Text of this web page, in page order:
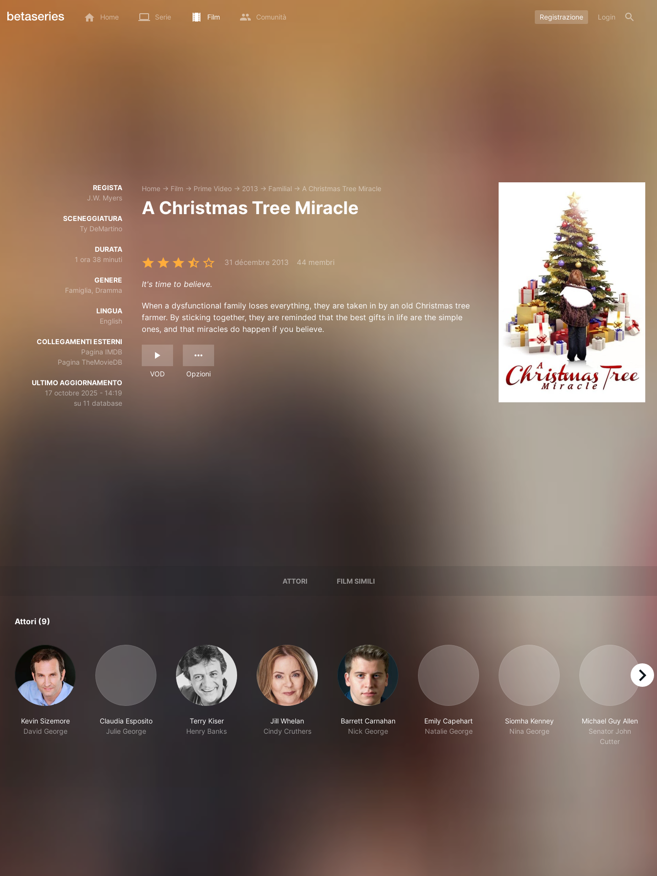
Home Serie Film Comunità Registrazione Login
REGISTA
J.W. Myers
SCENEGGIATURA
Ty DeMartino
DURATA
1 ora 38 minuti
GENERE
Famiglia, Dramma
LINGUA
English
COLLEGAMENTI ESTERNI
Pagina IMDB
Pagina TheMovieDB
ULTIMO AGGIORNAMENTO
17 octobre 2025 - 14:19
su 11 database
Home → Film → Prime Video → 2013 → Familial → A Christmas Tree Miracle
A Christmas Tree Miracle
31 décembre 2013 44 membri
It's time to believe.
When a dysfunctional family loses everything, they are taken in by an old Christmas tree
farmer. By sticking together, they are reminded that the best gifts in life are the simple
ones, and that miracles do happen if you believe.
VOD Opzioni
ATTORI FILM SIMILI
Attori (9)
Kevin Sizemore
David George
Claudia Esposito
Julie George
Terry Kiser
Henry Banks
Jill Whelan
Cindy Cruthers
Barrett Carnahan
Nick George
Emily Capehart
Natalie George
Siomha Kenney
Nina George
Michael Guy Allen
Senator John
Cutter
right